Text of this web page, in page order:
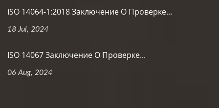
ISO 14064-1:2018 Заключение О Проверке...
18 Jul, 2024
ISO 14067 Заключение О Проверке...
06 Aug, 2024